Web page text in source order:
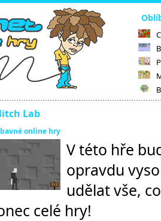
Lab
online hry
V této hře
opravdu
udělat vše,
celé hry!